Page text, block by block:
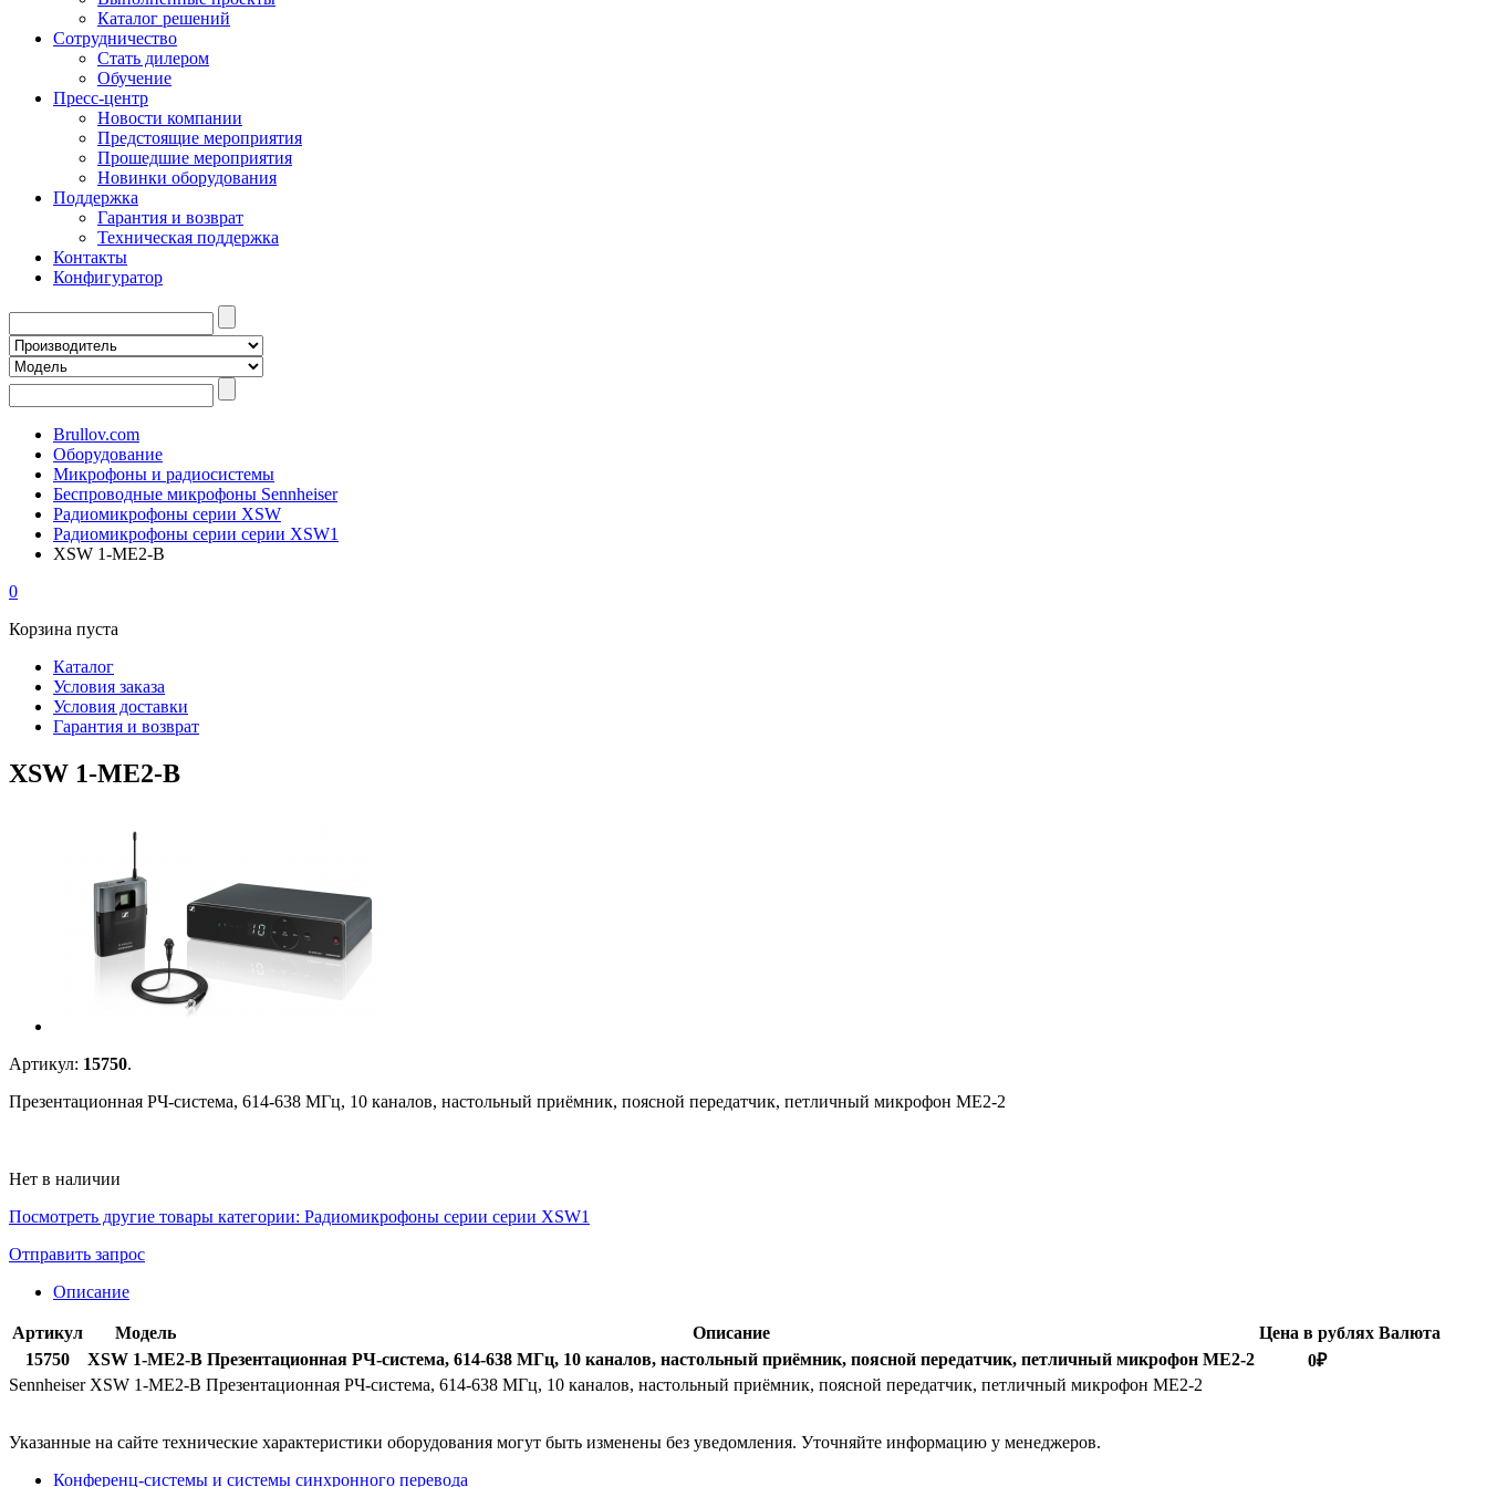
Каталог решений
Сотрудничество
Стать дилером
Обучение
Пресс-центр
Новости компании
Предстоящие мероприятия
Прошедшие мероприятия
Новинки оборудования
Поддержка
Гарантия и возврат
Техническая поддержка
Контакты
Конфигуратор
Brullov.com
Оборудование
Микрофоны и радиосистемы
Беспроводные микрофоны Sennheiser
Радиомикрофоны серии XSW
Радиомикрофоны серии серии XSW1
XSW 1-ME2-B
0
Корзина пуста
Каталог
Условия заказа
Условия доставки
Гарантия и возврат
XSW 1-ME2-B
Артикул: 15750.
Презентационная РЧ-система, 614-638 МГц, 10 каналов, настольный приёмник, поясной передатчик, петличный микрофон ME2-2
Нет в наличии
Посмотреть другие товары категории: Радиомикрофоны серии серии XSW1
Отправить запрос
Описание
Артикул Модель Описание Цена в рублях Валюта
15750
XSW 1-ME2-B Презентационная РЧ-система, 614-638 МГц, 10 каналов, настольный приёмник, поясной передатчик, петличный микрофон ME2-2 0₽
Sennheiser XSW 1-ME2-B Презентационная РЧ-система, 614-638 МГц, 10 каналов, настольный приёмник, поясной передатчик, петличный микрофон ME2-2
Указанные на сайте технические характеристики оборудования могут быть изменены без уведомления. Уточняйте информацию у менеджеров.
Конференц-системы и системы синхронного перевода